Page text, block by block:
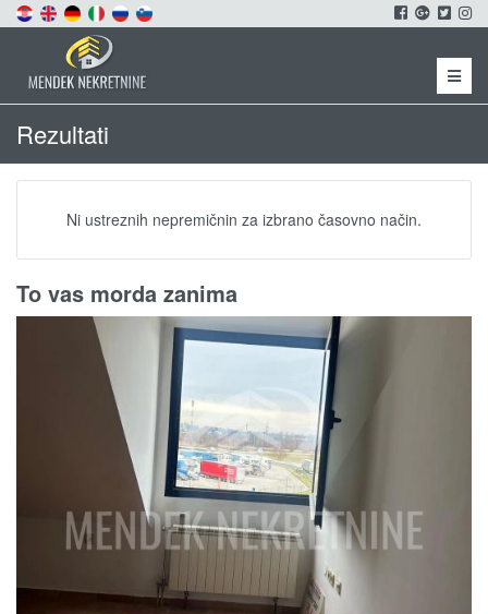
Menu
Rezultati
Ni ustreznih nepremičnin za izbrano časovno način.
To vas morda zanima